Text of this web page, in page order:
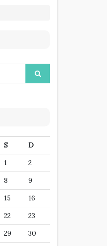
S
D
1
2
8
9
15
16
22
23
29
30